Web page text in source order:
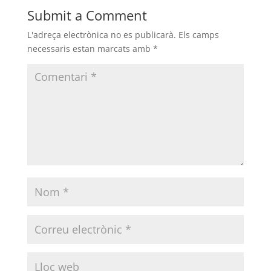
Submit a Comment
L'adreça electrònica no es publicarà. Els camps
necessaris estan marcats amb *